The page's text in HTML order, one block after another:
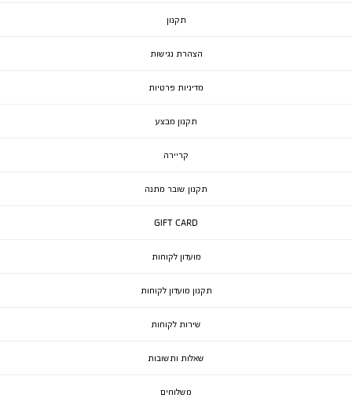
תקנון
הצהרת נגישות
מדיניות פרטיות
תקנון מבצע
קריירה
תקנון שובר מתנה
GIFT CARD
מועדון לקוחות
תקנון מועדון לקוחות
שירות לקוחות
שאלות ותשובות
משלוחים